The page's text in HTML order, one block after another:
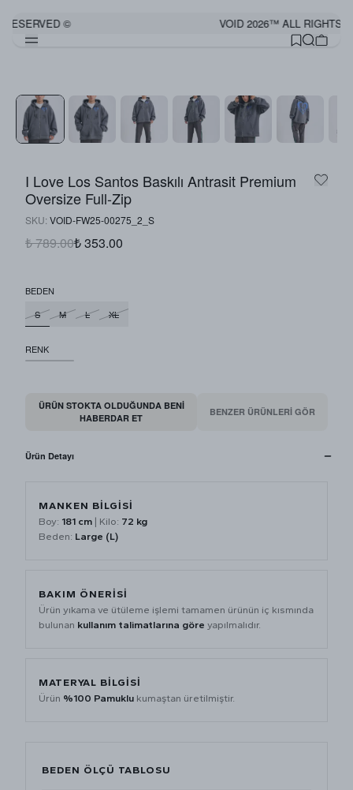
© VOID 2026™ ALL RIGHTS
I Love Los Santos Baskılı Antrasit Premium
Oversize Full-Zip
SKU: VOID-FW25-00275_2_S
₺ 789.00₺ 353.00
BEDEN
S
M L XL
RENK
ÜRÜN STOKTA OLDUĞUNDA BENI
HABERDAR ET
BENZER ÜRÜNLERİ GÖR
Ürün Detayı
MANKEN BİLGİSİ
Boy: 181 cm | Kilo: 72 kg
Beden: Large (L)
BAKIM ÖNERİSİ
Ürün yıkama ve ütüleme işlemi tamamen ürünün iç kısmında
bulunan kullanım talimatlarına göre yapılmalıdır.
MATERYAL BİLGİSİ
Ürün %100 Pamuklu kumaştan üretilmiştir.
BEDEN ÖLÇÜ TABLOSU